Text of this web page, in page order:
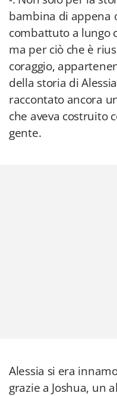
bambina di appena
combattuto a lungo
ma per ciò che è
coraggio,
della storia di
raccontato ancora
che aveva costruito
gente.
Alessia si era
grazie a Joshua, un